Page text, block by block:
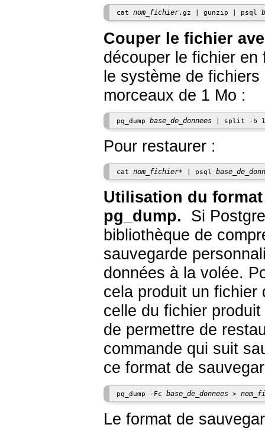
cat nom_fichier.gz | gunzip | psql
Couper le fichier
découper le fichier
le système de
morceaux de 1 Mo :
pg_dump base_de_donnees | split -b
Pour restaurer :
cat nom_fichier* | psql
Utilisation du
pg_dump. Si
bibliothèque de
sauvegarde
données à la volée.
cela produit un fichier
celle du fichier
de permettre de
commande qui suit
ce format de
pg_dump -Fc base_de_donnees >
Le format de